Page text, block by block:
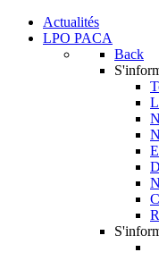
Actualités
LPO PACA
Back